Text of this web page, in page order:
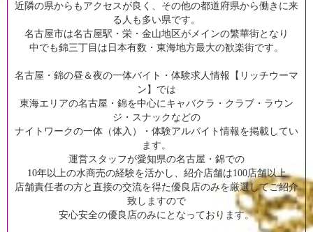
近隣の県からもアクセスが良く、その他の都道府県から働きに来
る人も多い県です。
名古屋市は名古屋駅・栄・金山地区がメインの繁華街となり
中でも錦三丁目は日本有数・東海地方最大の歓楽街です。
名古屋・錦の昼＆夜の一体バイト・体験求人情報【リッチウーマ
ン】では
東海エリアの名古屋・錦を中心にキャバクラ・クラブ・ラウン
ジ・スナックなどの
ナイトワークの一体（体入）・体験アルバイト情報を掲載してい
ます。
運営スタッフが愛知県の名古屋・錦での
10年以上の水商売の経験を活かし、紹介店舗は100店舗以上
店舗責任者の方と直接の交流を得た優良店のみを厳選してご紹介
致しますので
安心安全の優良店のみにとなっております。